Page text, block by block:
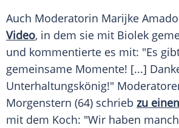
Auch Moderatorin Marijke Amado
Video, in dem sie mit Biolek
und kommentierte es mit: "Es
gemeinsame Momente! [...]
Unterhaltungskönig!"
Morgenstern (64) schrieb zu
mit dem Koch: "Wir haben